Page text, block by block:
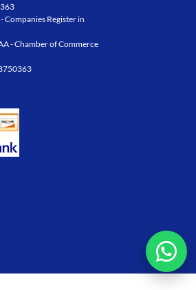
Register in
- Chamber of Commerce